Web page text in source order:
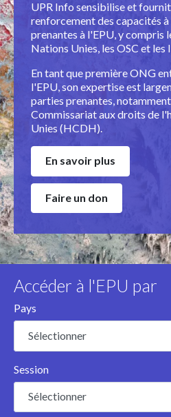
UPR Info sensibilise et
renforcement des capacités
prenantes à l'EPU, y compris
Nations Unies, les OSC et les
En tant que première ONG
l'EPU, son expertise est
parties prenantes,
Commissariat aux droits de
Unies (HCDH).
En savoir plus
Faire un don
Accéder à l'EPU par
Pays
Sélectionner
Session
Sélectionner